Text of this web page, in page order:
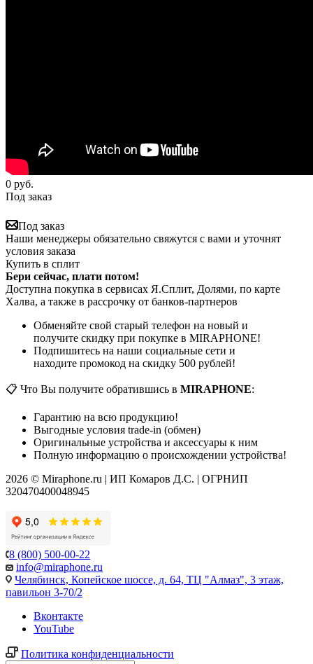
0 руб.
Под заказ
Под заказ
Наши менеджеры обязательно свяжутся с вами и уточнят
условия заказа
Купить в сплит
Бери сейчас, плати потом!
Доступна покупка в сервисах Я.Сплит, Долями, по карте
Халва, а также в рассрочку от банков-партнеров
Обменяйте свой старый телефон на новый и
получите скидку при покупке в MIRAPHONE!
Подпишитесь на наши социальные сети и
находите промокод на скидку 500 рублей!
📋 Что Вы получите обратившись в MIRAPHONE:
Гарантию на всю продукцию!
Выгодные условия trade-in (обмен)
Оригинальные устройства и аксессуары к ним
Полную информацию о происхождении устройства!
2026 © Miraphone.ru | ИП Комаров Д.С. | ОГРНИП
320470400048945
8 (800) 500-00-22
info@miraphone.ru
Челябинск, Копейское шоссе, д. 64, ТЦ "Алмаз", 3 этаж,
павильон 3-70/2
Вконтакте
YouTube
Политика конфиденциальности